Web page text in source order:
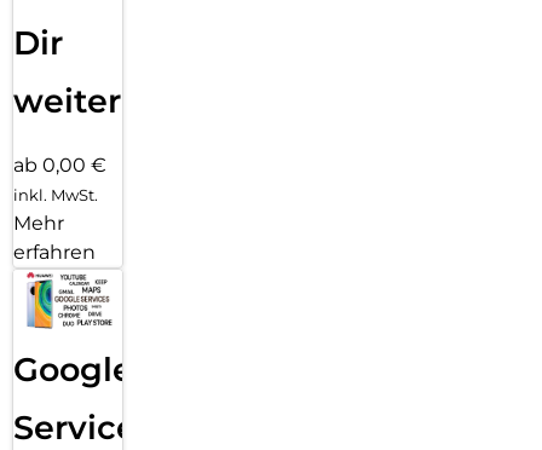
Dir
weiter
ab 0,00 €
inkl. MwSt.
Mehr
erfahren
Google
Services